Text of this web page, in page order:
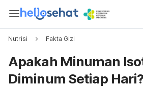
Nutrisi Fakta Gizi
Apakah Minuman
Diminum Setiap Hari?